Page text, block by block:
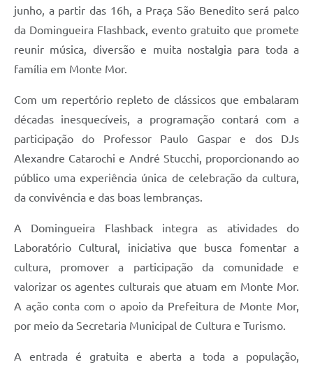
junho, a partir das 16h, a Praça São Benedito será palco
da Domingueira Flashback, evento gratuito que promete
reunir música, diversão e muita nostalgia para toda a
família em Monte Mor.
Com um repertório repleto de clássicos que embalaram
décadas inesquecíveis, a programação contará com a
participação do Professor Paulo Gaspar e dos DJs
Alexandre Catarochi e André Stucchi, proporcionando ao
público uma experiência única de celebração da cultura,
da convivência e das boas lembranças.
A Domingueira Flashback integra as atividades do
Laboratório Cultural, iniciativa que busca fomentar a
cultura, promover a participação da comunidade e
valorizar os agentes culturais que atuam em Monte Mor.
A ação conta com o apoio da Prefeitura de Monte Mor,
por meio da Secretaria Municipal de Cultura e Turismo.
A entrada é gratuita e aberta a toda a população,